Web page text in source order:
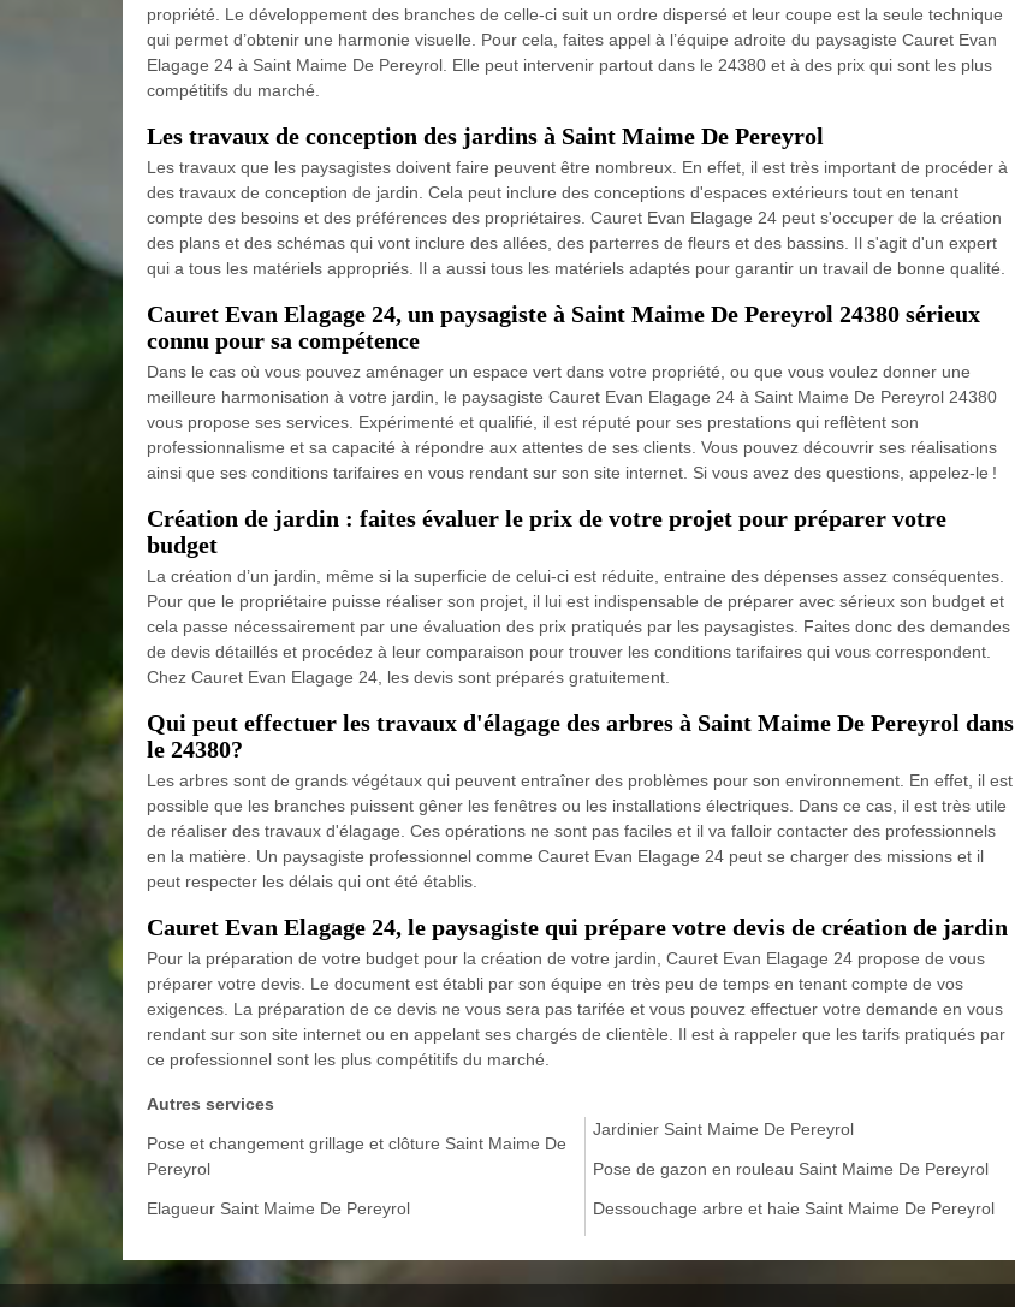
propriété. Le développement des branches de celle-ci suit un ordre dispersé et leur coupe est la seule technique
qui permet d’obtenir une harmonie visuelle. Pour cela, faites appel à l’équipe adroite du paysagiste Cauret Evan
Elagage 24 à Saint Maime De Pereyrol. Elle peut intervenir partout dans le 24380 et à des prix qui sont les plus
compétitifs du marché.
Les travaux de conception des jardins à Saint Maime De Pereyrol
Les travaux que les paysagistes doivent faire peuvent être nombreux. En effet, il est très important de procéder à
des travaux de conception de jardin. Cela peut inclure des conceptions d'espaces extérieurs tout en tenant
compte des besoins et des préférences des propriétaires. Cauret Evan Elagage 24 peut s'occuper de la création
des plans et des schémas qui vont inclure des allées, des parterres de fleurs et des bassins. Il s'agit d'un expert
qui a tous les matériels appropriés. Il a aussi tous les matériels adaptés pour garantir un travail de bonne qualité.
Cauret Evan Elagage 24, un paysagiste à Saint Maime De Pereyrol 24380 sérieux
connu pour sa compétence
Dans le cas où vous pouvez aménager un espace vert dans votre propriété, ou que vous voulez donner une
meilleure harmonisation à votre jardin, le paysagiste Cauret Evan Elagage 24 à Saint Maime De Pereyrol 24380
vous propose ses services. Expérimenté et qualifié, il est réputé pour ses prestations qui reflètent son
professionnalisme et sa capacité à répondre aux attentes de ses clients. Vous pouvez découvrir ses réalisations
ainsi que ses conditions tarifaires en vous rendant sur son site internet. Si vous avez des questions, appelez-le !
Création de jardin : faites évaluer le prix de votre projet pour préparer votre
budget
La création d’un jardin, même si la superficie de celui-ci est réduite, entraine des dépenses assez conséquentes.
Pour que le propriétaire puisse réaliser son projet, il lui est indispensable de préparer avec sérieux son budget et
cela passe nécessairement par une évaluation des prix pratiqués par les paysagistes. Faites donc des demandes
de devis détaillés et procédez à leur comparaison pour trouver les conditions tarifaires qui vous correspondent.
Chez Cauret Evan Elagage 24, les devis sont préparés gratuitement.
Qui peut effectuer les travaux d'élagage des arbres à Saint Maime De Pereyrol dans
le 24380?
Les arbres sont de grands végétaux qui peuvent entraîner des problèmes pour son environnement. En effet, il est
possible que les branches puissent gêner les fenêtres ou les installations électriques. Dans ce cas, il est très utile
de réaliser des travaux d'élagage. Ces opérations ne sont pas faciles et il va falloir contacter des professionnels
en la matière. Un paysagiste professionnel comme Cauret Evan Elagage 24 peut se charger des missions et il
peut respecter les délais qui ont été établis.
Cauret Evan Elagage 24, le paysagiste qui prépare votre devis de création de jardin
Pour la préparation de votre budget pour la création de votre jardin, Cauret Evan Elagage 24 propose de vous
préparer votre devis. Le document est établi par son équipe en très peu de temps en tenant compte de vos
exigences. La préparation de ce devis ne vous sera pas tarifée et vous pouvez effectuer votre demande en vous
rendant sur son site internet ou en appelant ses chargés de clientèle. Il est à rappeler que les tarifs pratiqués par
ce professionnel sont les plus compétitifs du marché.
Autres services
Pose et changement grillage et clôture Saint Maime De
Pereyrol
Elagueur Saint Maime De Pereyrol
Jardinier Saint Maime De Pereyrol
Pose de gazon en rouleau Saint Maime De Pereyrol
Dessouchage arbre et haie Saint Maime De Pereyrol